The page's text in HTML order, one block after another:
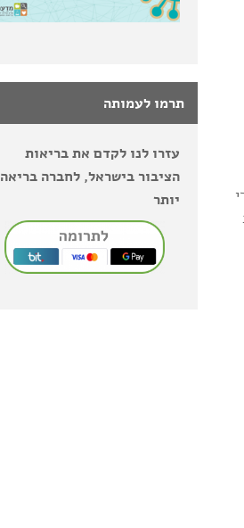
תרמו לעמותה
עזרו לנו לקדם את בריאות
הציבור בישראל, לחברה בריאה
יותר